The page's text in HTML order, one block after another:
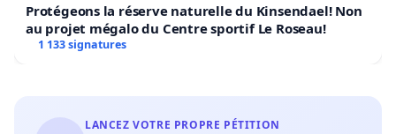
Protégeons la réserve naturelle du Kinsendael! Non
au projet mégalo du Centre sportif Le Roseau!
1 133 signatures
LANCEZ VOTRE PROPRE PÉTITION